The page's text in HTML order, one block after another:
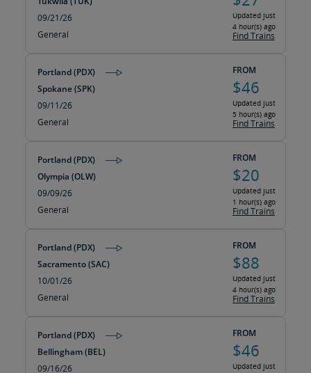
09/21/26
General
Updated just
4 hour(s) ago
Find Trains
Portland (PDX)
Spokane (SPK)
09/11/26
General
FROM
$46
Updated just
5 hour(s) ago
Find Trains
Portland (PDX)
Olympia (OLW)
09/09/26
General
FROM
$20
Updated just
1 hour(s) ago
Find Trains
Portland (PDX)
Sacramento (SAC)
10/01/26
General
FROM
$88
Updated just
4 hour(s) ago
Find Trains
Portland (PDX)
Bellingham (BEL)
09/16/26
FROM
$46
Updated just